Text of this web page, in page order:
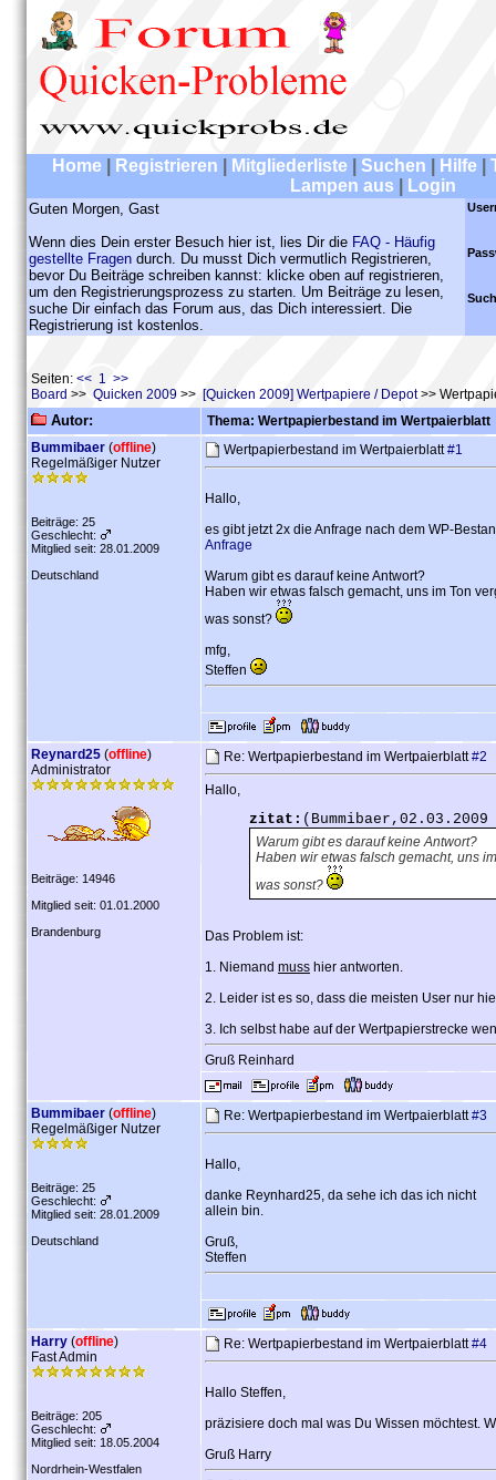
Home Registrieren Mitgliederliste Suchen Hilfe
Lampen aus
Login
Guten Morgen, Gast
Wenn dies Dein erster Besuch hier ist, lies Dir die FAQ - Häufig
gestellte Fragen durch. Du musst Dich vermutlich Registrieren,
bevor Du Beiträge schreiben kannst: klicke oben auf registrieren,
um den Registrierungsprozess zu starten. Um Beiträge zu lesen,
suche Dir einfach das Forum aus, das Dich interessiert. Die
Registrierung ist kostenlos.
Seiten: << 1 >>
Board >> Quicken 2009 >> [Quicken 2009] Wertpapiere / Depot>>
Autor:
Thema: Wertpapierbestand im Wertpaierblatt
Bummibaer (offline)
Regelmäßiger Nutzer
Beiträge: 25
Geschlecht:
Mitglied seit: 28.01.2009
Deutschland
Wertpapierbestand im Wertpaierblatt#1
Hallo,
es gibt jetzt 2x die Anfrage nach dem WP-
Anfrage
Warum gibt es darauf keine Antwort?
Haben wir etwas falsch gemacht, uns im Ton
was sonst?
mfg,
Steffen
Reynard25 (offline)
Administrator
Beiträge: 14946
Mitglied seit: 01.01.2000
Brandenburg
Re: Wertpapierbestand im Wertpaierblatt#2
Hallo,
zitat:
Warum gibt es darauf keine Antwort?
Haben wir etwas falsch gemacht, uns
was sonst?
Das Problem ist:
1. Niemand muss hier antworten.
2. Leider ist es so, dass die meisten User nur
3. Ich selbst habe auf der Wertpapierstrecke
Gruß Reinhard
Bummibaer (offline)
Regelmäßiger Nutzer
Beiträge: 25
Geschlecht:
Mitglied seit: 28.01.2009
Deutschland
Re: Wertpapierbestand im Wertpaierblatt#3
Hallo,
danke Reynhard25, da sehe ich das ich nicht
allein bin.
Gruß,
Steffen
Harry (offline)
Fast Admin
Beiträge: 205
Geschlecht:
Mitglied seit: 18.05.2004
Nordrhein-Westfalen
Re: Wertpapierbestand im Wertpaierblatt#4
Hallo Steffen,
präzisiere doch mal was Du Wissen möchtest.
Gruß Harry